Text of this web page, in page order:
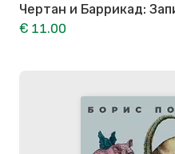
Чертан и Баррикад:
€ 11.00